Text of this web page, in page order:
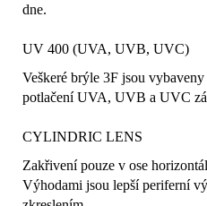
dne.
UV 400 (UVA, UVB, UVC)
Veškeré brýle 3F jsou
potlačení UVA, UVB a UVC
CYLINDRIC LENS
Zakřivení pouze v ose
Výhodami jsou lepší periferní